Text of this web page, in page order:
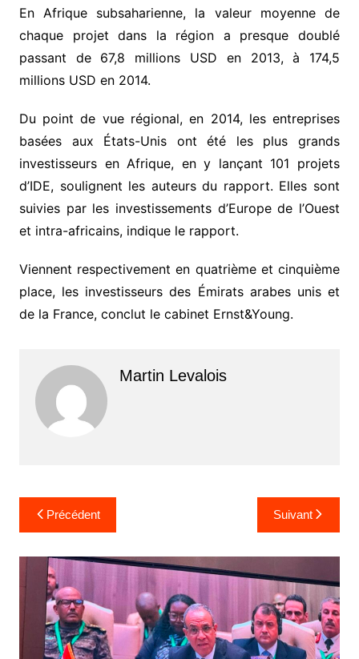
En Afrique subsaharienne, la valeur moyenne de
chaque projet dans la région a presque doublé
passant de 67,8 millions USD en 2013, à 174,5
millions USD en 2014.
Du point de vue régional, en 2014, les entreprises
basées aux États-Unis ont été les plus grands
investisseurs en Afrique, en y lançant 101 projets
d’IDE, soulignent les auteurs du rapport. Elles sont
suivies par les investissements d’Europe de l’Ouest
et intra-africains, indique le rapport.
Viennent respectivement en quatrième et cinquième
place, les investisseurs des Émirats arabes unis et
de la France, conclut le cabinet Ernst&Young.
Martin Levalois
Navigation
de
l’article
Précédent Suivant